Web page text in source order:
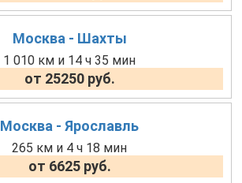
Москва - Шахты
1 010 км и 14 ч 35 мин
от 25250 руб.
Москва - Ярославль
265 км и 4 ч 18 мин
от 6625 руб.